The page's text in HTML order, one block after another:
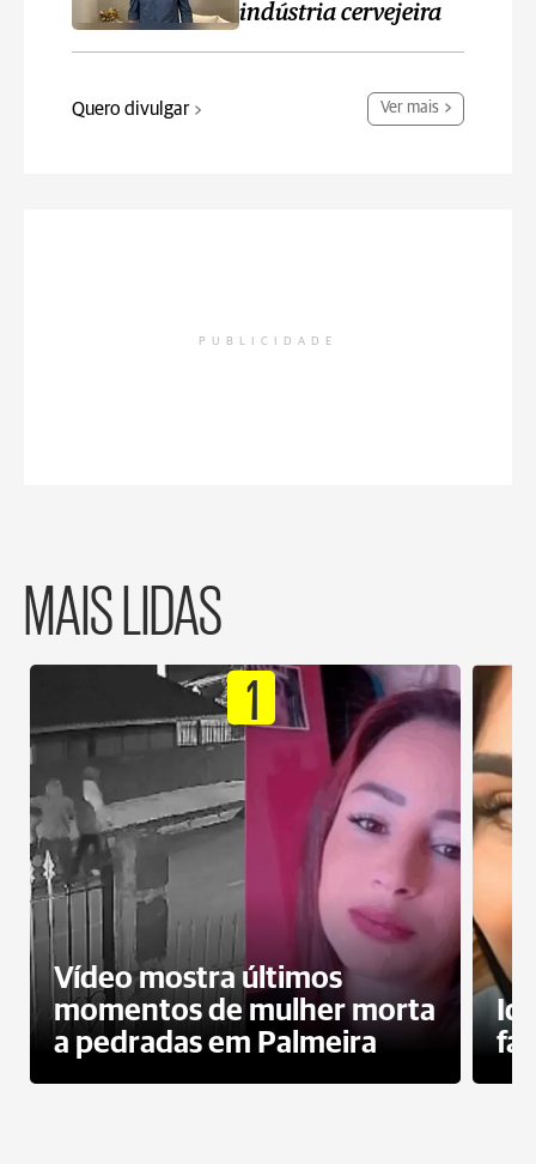
indústria cervejeira
Quero divulgar Ver mais
PUBLICIDADE
MAIS LIDAS
1
Vídeo mostra últimos
momentos de mulher morta
a pedradas em Palmeira